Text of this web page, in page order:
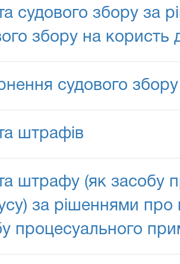
судового збору за
збору на користь
судового збору
штрафів
штрафу (як засобу
за рішеннями
процесуального